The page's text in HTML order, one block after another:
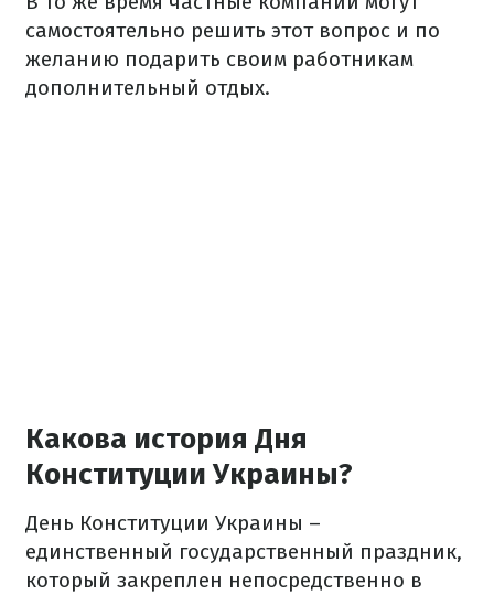
самостоятельно решить этот вопрос и по
желанию подарить своим работникам
дополнительный отдых.
Какова история Дня
Конституции Украины?
День Конституции Украины –
единственный государственный праздник,
который закреплен непосредственно в